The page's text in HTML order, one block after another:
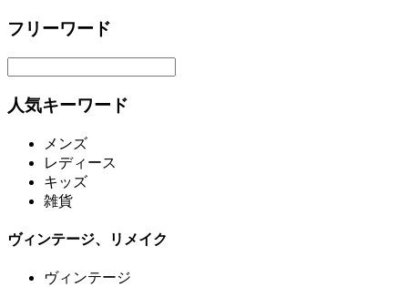
フリーワード
人気キーワード
メンズ
レディース
キッズ
雑貨
ヴィンテージ、リメイク
ヴィンテージ